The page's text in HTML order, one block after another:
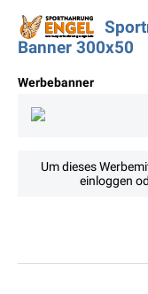
Banner 300x50
Werbebanner
Um dieses
einloggen